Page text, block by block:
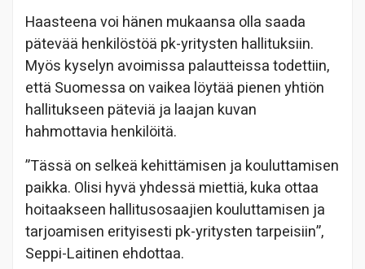
Haasteena voi hänen mukaansa olla saada
pätevää henkilöstöä pk-yritysten hallituksiin.
Myös kyselyn avoimissa palautteissa todettiin,
että Suomessa on vaikea löytää pienen yhtiön
hallitukseen päteviä ja laajan kuvan
hahmottavia henkilöitä.
”Tässä on selkeä kehittämisen ja kouluttamisen
paikka. Olisi hyvä yhdessä miettiä, kuka ottaa
hoitaakseen hallitusosaajien kouluttamisen ja
tarjoamisen erityisesti pk-yritysten tarpeisiin”,
Seppi-Laitinen ehdottaa.